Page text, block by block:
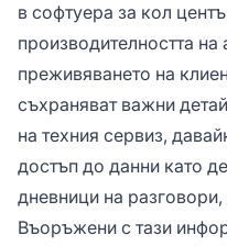
в софтуера за кол
производителността на
преживяването на
съхраняват важни
на техния сервиз,
достъп до данни като
дневници на разговори,
Въоръжени с тази